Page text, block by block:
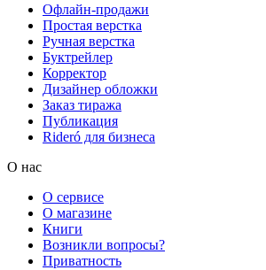
Офлайн-продажи
Простая верстка
Ручная верстка
Буктрейлер
Корректор
Дизайнер обложки
Заказ тиража
Публикация
Rideró для бизнеса
О нас
О сервисе
О магазине
Книги
Возникли вопросы?
Приватность